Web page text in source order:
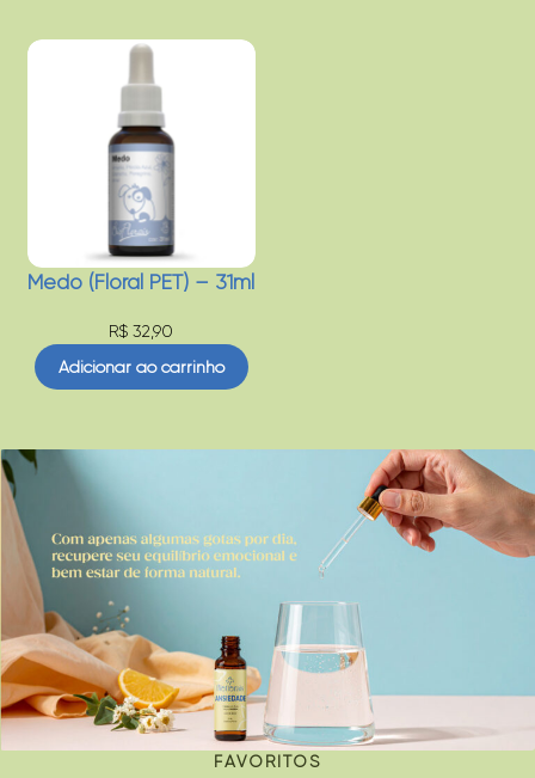
Medo (Floral PET) – 31ml
R$ 32,90
Adicionar ao carrinho
FAVORITOS